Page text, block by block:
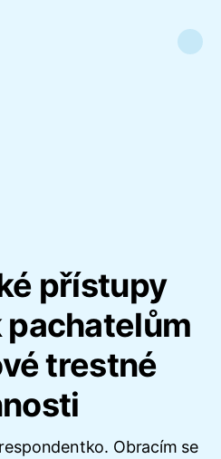
přístupy
trestné
Obracím se